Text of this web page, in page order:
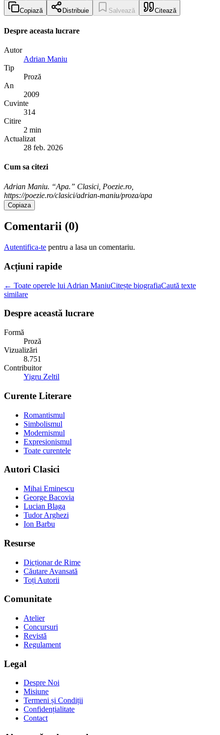
Copiază Distribuie Salvează Citează
Despre aceasta lucrare
Autor
Adrian Maniu
Tip
Proză
An
2009
Cuvinte
314
Citire
2 min
Actualizat
28 feb. 2026
Cum sa citezi
Adrian Maniu. “Apa.” Clasici, Poezie.ro,
https://poezie.ro/clasici/adrian-maniu/proza/apa
Copiaza
Comentarii (0)
Autentifica-te pentru a lasa un comentariu.
Acțiuni rapide
← Toate operele lui Adrian ManiuCitește biografiaCaută texte
similare
Despre această lucrare
Formă
Proză
Vizualizări
8.751
Contribuitor
Yigru Zeltil
Curente Literare
Romantismul
Simbolismul
Modernismul
Expresionismul
Toate curentele
Autori Clasici
Mihai Eminescu
George Bacovia
Lucian Blaga
Tudor Arghezi
Ion Barbu
Resurse
Dicționar de Rime
Căutare Avansată
Toți Autorii
Comunitate
Atelier
Concursuri
Revistă
Regulament
Legal
Despre Noi
Misiune
Termeni și Condiții
Confidențialitate
Contact